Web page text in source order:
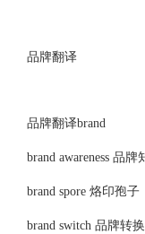
品牌翻译
品牌翻译brand
brand awareness 品
brand spore 烙印孢子
brand switch 品牌转换